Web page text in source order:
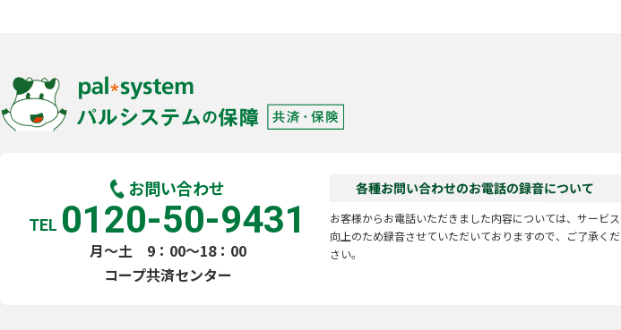
お問い合わせ
TEL 0120-50-9431
月～土 9：00～18：00
コープ共済センター
各種お問い合わせのお電話の録音について
お客様からお電話いただきました内容については、サービス
向上のため録音させていただいておりますので、ご了承くだ
さい。